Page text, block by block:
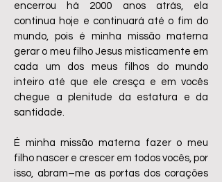
encerrou há 2000 anos atrás, ela
continua hoje e continuará até o fim do
mundo, pois é minha missão materna
gerar o meu filho Jesus misticamente em
cada um dos meus filhos do mundo
inteiro até que ele cresça e em vocês
chegue a plenitude da estatura e da
santidade.
É minha missão materna fazer o meu
filho nascer e crescer em todos vocês, por
isso, abram–me as portas dos corações